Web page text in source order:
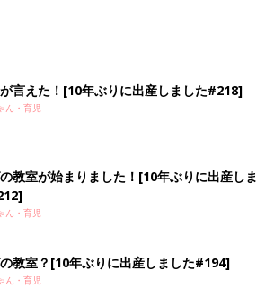
が言えた！[10年ぶりに出産しました#218]
ん・育児
教室が始まりました！[10年ぶりに出産しま
ん・育児
教室？[10年ぶりに出産しました#194]
ん・育児